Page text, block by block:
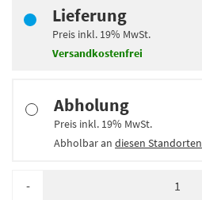
Lieferung
Preis inkl. 19% MwSt.
Versandkostenfrei
Abholung
Preis inkl. 19% MwSt.
Abholbar an diesen Standorten
-